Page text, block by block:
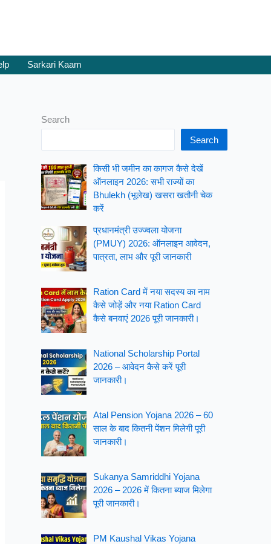
Sarkari Kaam
Search
Search
किसी भी जमीन का कागज कैसे देखें
ऑनलाइन 2026: सभी राज्यों का
Bhulekh (भूलेख) खसरा खतौनी चेक
करें
प्रधानमंत्री उज्ज्वला योजना
(PMUY) 2026: ऑनलाइन आवेदन,
पात्रता, लाभ और पूरी जानकारी
Ration Card में नया सदस्य का नाम
कैसे जोड़ें और नया Ration Card
कैसे बनवाएं 2026 पूरी जानकारी।
National Scholarship Portal
2026 – आवेदन कैसे करें पूरी
जानकारी।
Atal Pension Yojana 2026 – 60
साल के बाद कितनी पेंशन मिलेगी पूरी
जानकारी।
Sukanya Samriddhi Yojana
2026 – 2026 में कितना ब्याज मिलेगा
पूरी जानकारी।
PM Kaushal Vikas Yojana